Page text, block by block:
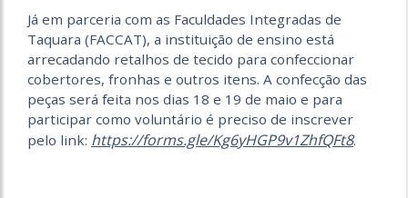
Já em parceria com as Faculdades Integradas de
Taquara (FACCAT), a instituição de ensino está
arrecadando retalhos de tecido para confeccionar
cobertores, fronhas e outros itens. A confecção das
peças será feita nos dias 18 e 19 de maio e para
participar como voluntário é preciso de inscrever
pelo link: https://forms.gle/Kg6yHGP9v1ZhfQFt8.